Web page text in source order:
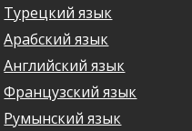
Турецкий язык
Арабский язык
Английский язык
Французский язык
Румынский язык